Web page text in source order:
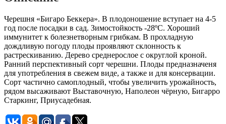
Черешня «Бигаро Беккера». В плодоношение вступает на 4-5
год после посадки в сад. Зимостойкость -28ºС. Хороший
иммунитет к болезнетворным грибкам. В прохладную
дождливую погоду плоды проявляют склонность к
растрескиванию. Дерево среднерослое с округлой кроной.
Ранний перспективный сорт черешни. Плоды предназначеня
для употребления в свежем виде, а также и для консервации.
Сорт частично самоплодный, чтобы увеличить урожайность,
рядом высаживают Выставочную, Наполеон чёрную, Бигарро
Старкинг, Приусадебная.